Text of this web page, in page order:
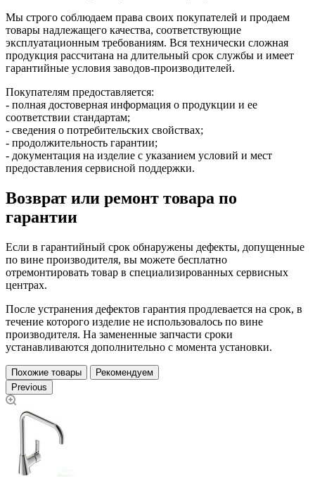
Мы строго соблюдаем права своих покупателей и продаем
товары надлежащего качества, соответствующие
эксплуатационным требованиям. Вся технически сложная
продукция рассчитана на длительный срок службы и имеет
гарантийные условия заводов-производителей.
Покупателям предоставляется:
- полная достоверная информация о продукции и ее
соответствии стандартам;
- сведения о потребительских свойствах;
- продолжительность гарантии;
- документация на изделие с указанием условий и мест
предоставления сервисной поддержки.
Возврат или ремонт товара по
гарантии
Если в гарантийный срок обнаружены дефекты, допущенные
по вине производителя, вы можете бесплатно
отремонтировать товар в специализированных сервисных
центрах.
После устранения дефектов гарантия продлевается на срок, в
течение которого изделие не использовалось по вине
производителя. На замененные запчасти сроки
устанавливаются дополнительно с момента установки.
Похожие товары
Рекомендуем
Previous